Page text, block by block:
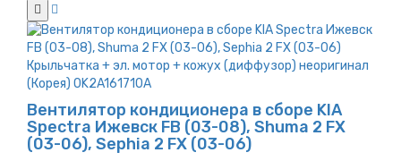
Вентилятор кондиционера в сборе KIA
Spectra Ижевск FB (03-08), Shuma 2 FX
(03-06), Sephia 2 FX (03-06)